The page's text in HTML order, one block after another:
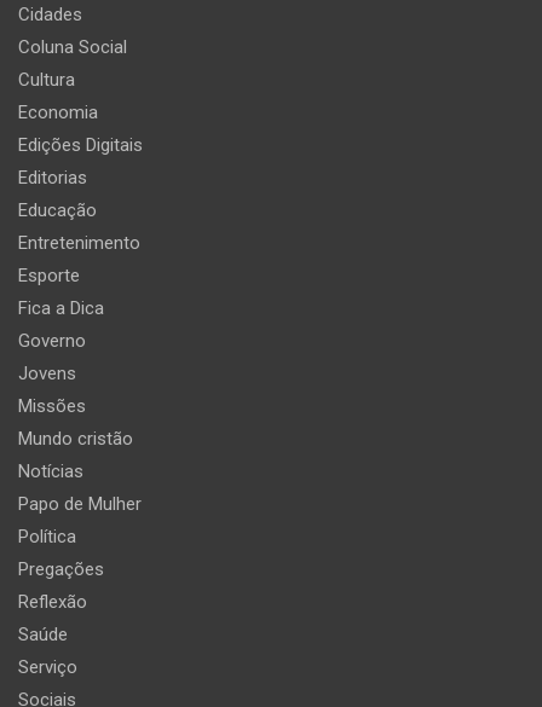
Cidades
Coluna Social
Cultura
Economia
Edições Digitais
Editorias
Educação
Entretenimento
Esporte
Fica a Dica
Governo
Jovens
Missões
Mundo cristão
Notícias
Papo de Mulher
Política
Pregações
Reflexão
Saúde
Serviço
Sociais